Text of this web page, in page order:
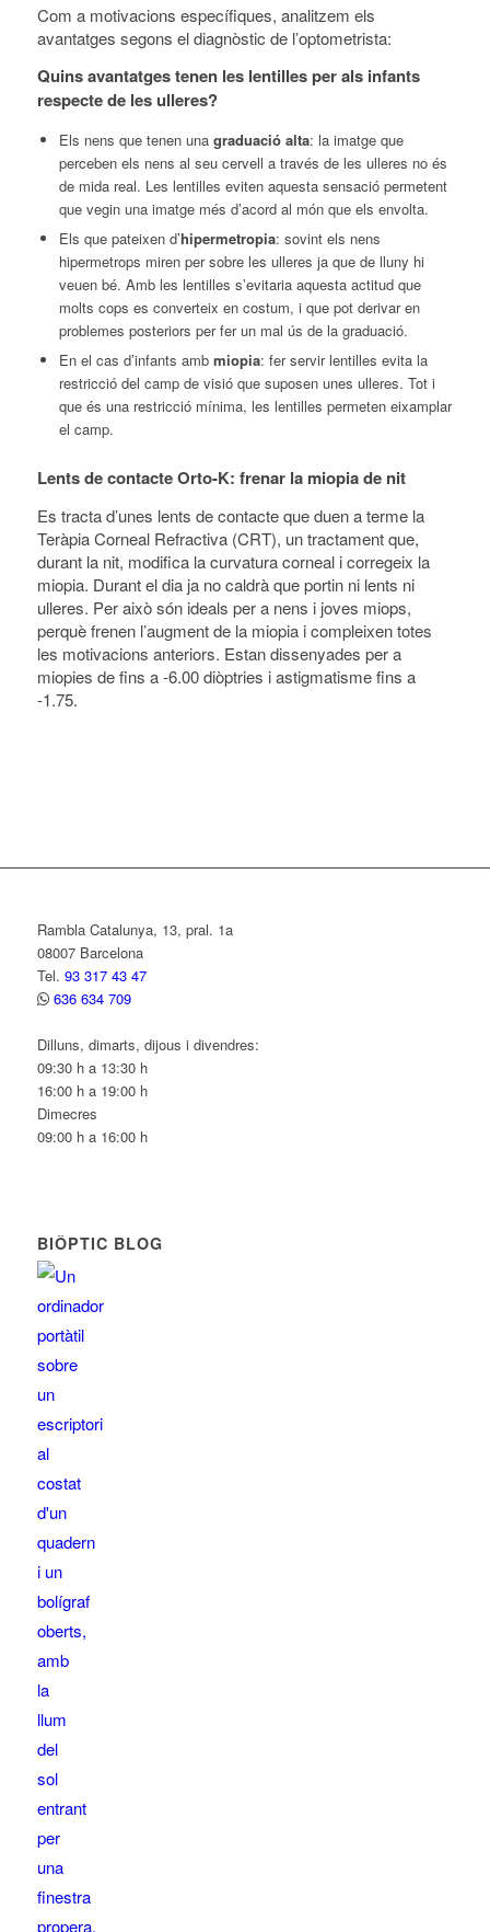
Com a motivacions específiques, analitzem els
avantatges segons el diagnòstic de l’optometrista:
Quins avantatges tenen les lentilles per als infants
respecte de les ulleres?
Els nens que tenen una graduació alta: la imatge que
perceben els nens al seu cervell a través de les ulleres no és
de mida real. Les lentilles eviten aquesta sensació permetent
que vegin una imatge més d’acord al món que els envolta.
Els que pateixen d’hipermetropia: sovint els nens
hipermetrops miren per sobre les ulleres ja que de lluny hi
veuen bé. Amb les lentilles s’evitaria aquesta actitud que
molts cops es converteix en costum, i que pot derivar en
problemes posteriors per fer un mal ús de la graduació.
En el cas d’infants amb miopia: fer servir lentilles evita la
restricció del camp de visió que suposen unes ulleres. Tot i
que és una restricció mínima, les lentilles permeten eixamplar
el camp.
Lents de contacte Orto-K: frenar la miopia de nit
Es tracta d’unes lents de contacte que duen a terme la
Teràpia Corneal Refractiva (CRT), un tractament que,
durant la nit, modifica la curvatura corneal i corregeix la
miopia. Durant el dia ja no caldrà que portin ni lents ni
ulleres. Per això són ideals per a nens i joves miops,
perquè frenen l’augment de la miopia i compleixen totes
les motivacions anteriors. Estan dissenyades per a
miopies de fins a -6.00 diòptries i astigmatisme fins a
-1.75.
Rambla Catalunya, 13, pral. 1a
08007 Barcelona
Tel. 93 317 43 47
636 634 709
Dilluns, dimarts, dijous i divendres:
09:30 h a 13:30 h
16:00 h a 19:00 h
Dimecres
09:00 h a 16:00 h
BIÔPTIC BLOG